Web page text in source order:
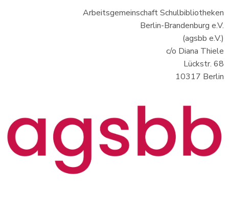
Arbeitsgemeinschaft Schulbibliotheken
Berlin-Brandenburg e.V.
(agsbb e.V.)
c/o Diana Thiele
Lückstr. 68
10317 Berlin